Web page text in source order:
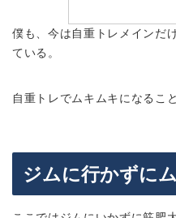
僕も、今は自重トレメインだ
ている。
自重トレでムキムキになるこ
ジムに行かずに